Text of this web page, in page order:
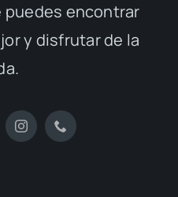
encontrar
y disfrutar de la